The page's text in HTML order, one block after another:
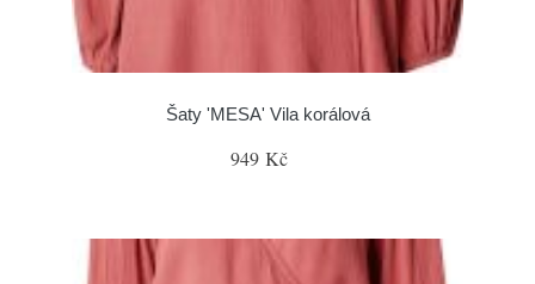
Šaty 'MESA' Vila korálová
949 Kč